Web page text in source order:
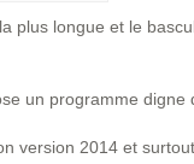
plus longue et le
un programme digne
version 2014 et